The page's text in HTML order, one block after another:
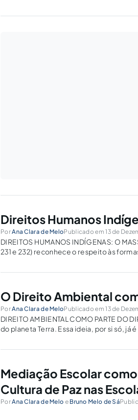
Direitos Humanos
PorAna Clara de MeloPublicado em 13 de
DIREITOS HUMANOS INDÍGENAS: O
231 e 232) reconhece o respeito às
O Direito Ambiental
PorAna Clara de MeloPublicado em 13 de
DIREITO AMBIENTAL COMO PARTE DO
do planeta Terra. Essa ideia, por si só,
Mediação Escolar
Cultura de Paz nas
PorAna Clara de Melo e Bruno Melo de Sá